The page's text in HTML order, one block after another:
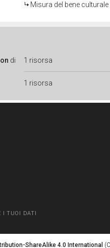
Misura del bene
di 1 risorsa
1 risorsa
I TUOI DATI
ShareAlike 4.0 International